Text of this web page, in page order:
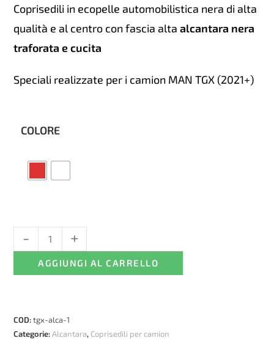
Coprisedili in ecopelle automobilistica nera di alta
qualità e al centro con fascia altaalcantara nera
traforata e cucita
Speciali realizzate per i camion MAN TGX (2021+)
COLORE
Coprisedili
MAN
traforata
quantità
- +
AGGIUNGI AL CARRELLO
COD:tgx-alca-1
Categorie:Alcantara, Coprisedili per camion